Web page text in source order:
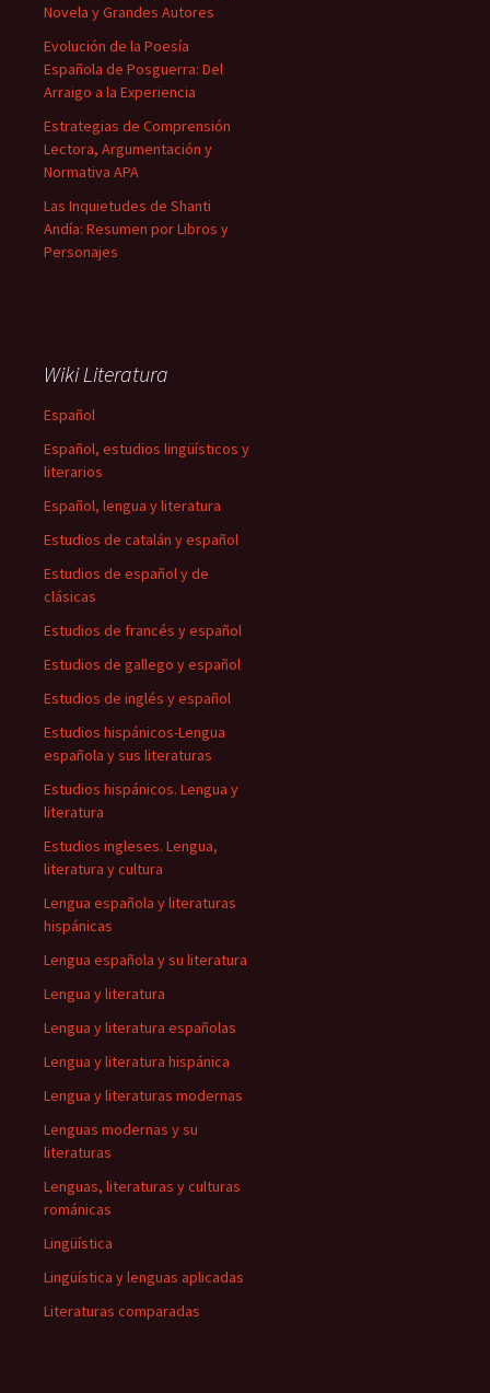
Novela y Grandes Autores
Evolución de la Poesía
Española de Posguerra: Del
Arraigo a la Experiencia
Estrategias de Comprensión
Lectora, Argumentación y
Normativa APA
Las Inquietudes de Shanti
Andía: Resumen por Libros y
Personajes
Wiki Literatura
Español
Español, estudios lingüísticos y
literarios
Español, lengua y literatura
Estudios de catalán y español
Estudios de español y de
clásicas
Estudios de francés y español
Estudios de gallego y español
Estudios de inglés y español
Estudios hispánicos-Lengua
española y sus literaturas
Estudios hispánicos. Lengua y
literatura
Estudios ingleses. Lengua,
literatura y cultura
Lengua española y literaturas
hispánicas
Lengua española y su literatura
Lengua y literatura
Lengua y literatura españolas
Lengua y literatura hispánica
Lengua y literaturas modernas
Lenguas modernas y su
literaturas
Lenguas, literaturas y culturas
románicas
Lingüística
Lingüística y lenguas aplicadas
Literaturas comparadas